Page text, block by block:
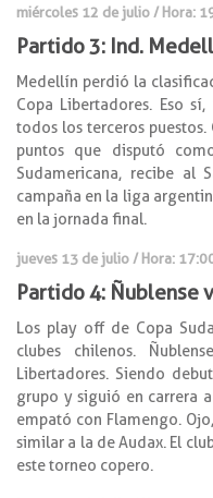
miércoles 12 de julio / Hora:
Partido 3: Ind.
Medellín perdió la
Copa Libertadores. Eso
todos los terceros
puntos que disputó
Sudamericana, recibe al
campaña en la liga
en la jornada final.
jueves 13 de julio / Hora:
Partido 4: Ñublense
Los play off de Copa
clubes chilenos.
Libertadores. Siendo
grupo y siguió en carrera
empató con Flamengo.
similar a la de Audax. El
este torneo copero.